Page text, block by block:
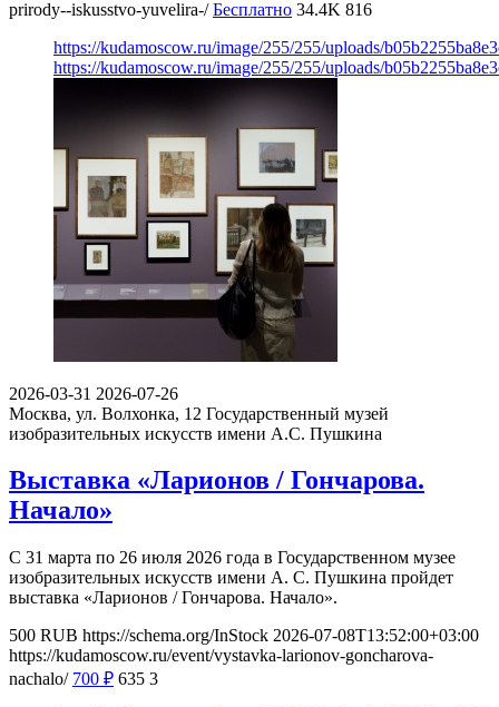
prirody--iskusstvo-yuvelira-/ Бесплатно 34.4K 816
https://kudamoscow.ru/image/255/255/uploads/
https://kudamoscow.ru/image/255/255/uploads/
2026-03-31 2026-07-26
Москва, ул. Волхонка, 12 Государственный музей
изобразительных искусств имени А.С. Пушкина
Выставка «Ларионов / Гончарова.
Начало»
С 31 марта по 26 июля 2026 года в Государственном музее
изобразительных искусств имени А. С. Пушкина пройдет
выставка «Ларионов / Гончарова. Начало».
500 RUB https://schema.org/InStock 2026-07-08T13:52:00+03:00
https://kudamoscow.ru/event/vystavka-larionov-goncharova-
nachalo/ 700 ₽ 635 3